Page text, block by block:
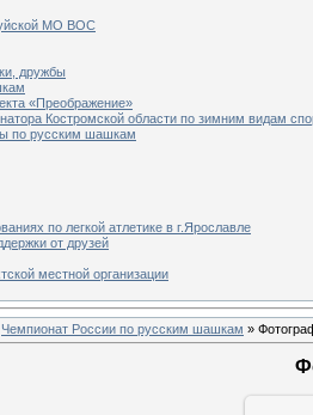
МО ВОС
дружбы
«Преображение»
Костромской области по зимним видам
по русским шашкам
по легкой атлетике в г.Ярославле
от друзей
местной организации
Чемпионат России по русским шашкам »